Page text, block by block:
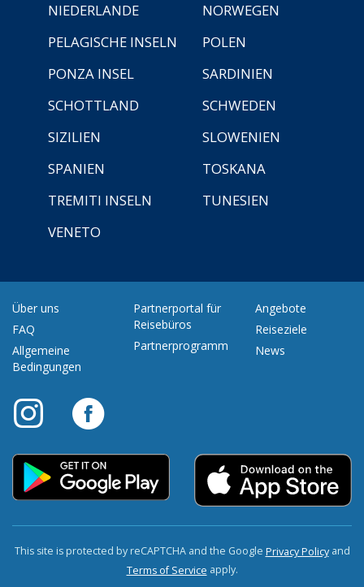
NIEDERLANDE
NORWEGEN
PELAGISCHE INSELN
POLEN
PONZA INSEL
SARDINIEN
SCHOTTLAND
SCHWEDEN
SIZILIEN
SLOWENIEN
SPANIEN
TOSKANA
TREMITI INSELN
TUNESIEN
VENETO
Über uns
FAQ
Allgemeine
Bedingungen
Partnerportal für
Reisebüros
Partnerprogramm
Angebote
Reiseziele
News
This site is protected by reCAPTCHA and the Google Privacy Policyand
Terms of Service apply.